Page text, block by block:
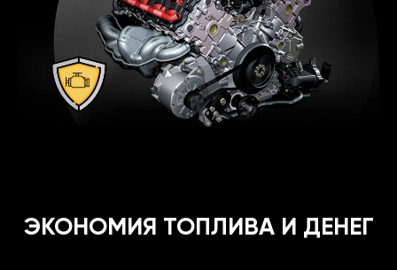
ЭКОНОМИЯ ТОПЛИВА И ДЕНЕГ